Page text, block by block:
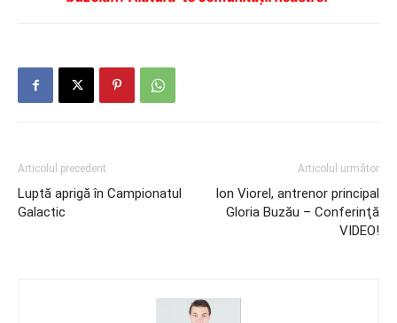
Articolul precedent
Luptă aprigă în Campionatul
Galactic
Articolul următor
Ion Viorel, antrenor principal
Gloria Buzău – Conferinţă
VIDEO!